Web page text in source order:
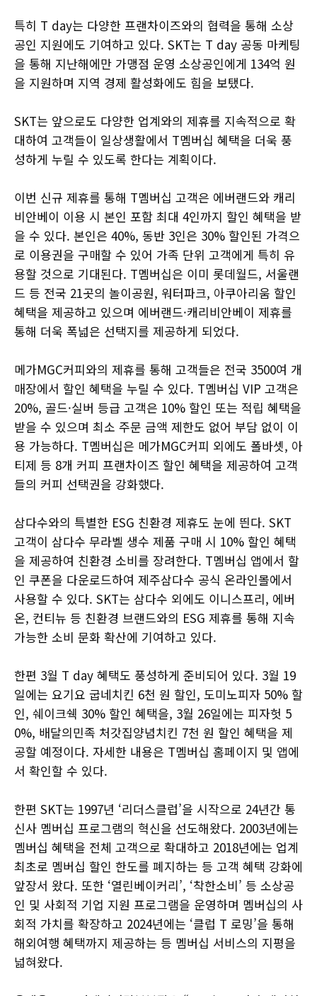
특히 T day는 다양한 프랜차이즈와의 협력을 통해 소상
공인 지원에도 기여하고 있다. SKT는 T day 공동 마케팅
을 통해 지난해에만 가맹점 운영 소상공인에게 134억 원
을 지원하며 지역 경제 활성화에도 힘을 보탰다.
SKT는 앞으로도 다양한 업계와의 제휴를 지속적으로 확
대하여 고객들이 일상생활에서 T멤버십 혜택을 더욱 풍
성하게 누릴 수 있도록 한다는 계획이다.
이번 신규 제휴를 통해 T멤버십 고객은 에버랜드와 캐리
비안베이 이용 시 본인 포함 최대 4인까지 할인 혜택을 받
을 수 있다. 본인은 40%, 동반 3인은 30% 할인된 가격으
로 이용권을 구매할 수 있어 가족 단위 고객에게 특히 유
용할 것으로 기대된다. T멤버십은 이미 롯데월드, 서울랜
드 등 전국 21곳의 놀이공원, 워터파크, 아쿠아리움 할인
혜택을 제공하고 있으며 에버랜드·캐리비안베이 제휴를
통해 더욱 폭넓은 선택지를 제공하게 되었다.
메가MGC커피와의 제휴를 통해 고객들은 전국 3500여 개
매장에서 할인 혜택을 누릴 수 있다. T멤버십 VIP 고객은
20%, 골드·실버 등급 고객은 10% 할인 또는 적립 혜택을
받을 수 있으며 최소 주문 금액 제한도 없어 부담 없이 이
용 가능하다. T멤버십은 메가MGC커피 외에도 폴바셋, 아
티제 등 8개 커피 프랜차이즈 할인 혜택을 제공하여 고객
들의 커피 선택권을 강화했다.
삼다수와의 특별한 ESG 친환경 제휴도 눈에 띈다. SKT
고객이 삼다수 무라벨 생수 제품 구매 시 10% 할인 혜택
을 제공하여 친환경 소비를 장려한다. T멤버십 앱에서 할
인 쿠폰을 다운로드하여 제주삼다수 공식 온라인몰에서
사용할 수 있다. SKT는 삼다수 외에도 이니스프리, 에버
온, 컨티뉴 등 친환경 브랜드와의 ESG 제휴를 통해 지속
가능한 소비 문화 확산에 기여하고 있다.
한편 3월 T day 혜택도 풍성하게 준비되어 있다. 3월 19
일에는 요기요 굽네치킨 6천 원 할인, 도미노피자 50% 할
인, 쉐이크쉑 30% 할인 혜택을, 3월 26일에는 피자헛 5
0%, 배달의민족 처갓집양념치킨 7천 원 할인 혜택을 제
공할 예정이다. 자세한 내용은 T멤버십 홈페이지 및 앱에
서 확인할 수 있다.
한편 SKT는 1997년 ‘리더스클럽’을 시작으로 24년간 통
신사 멤버십 프로그램의 혁신을 선도해왔다. 2003년에는
멤버십 혜택을 전체 고객으로 확대하고 2018년에는 업계
최초로 멤버십 할인 한도를 폐지하는 등 고객 혜택 강화에
앞장서 왔다. 또한 ‘열린베이커리’, ‘착한소비’ 등 소상공
인 및 사회적 기업 지원 프로그램을 운영하며 멤버십의 사
회적 가치를 확장하고 2024년에는 ‘클럽 T 로밍’을 통해
해외여행 혜택까지 제공하는 등 멤버십 서비스의 지평을
넓혀왔다.